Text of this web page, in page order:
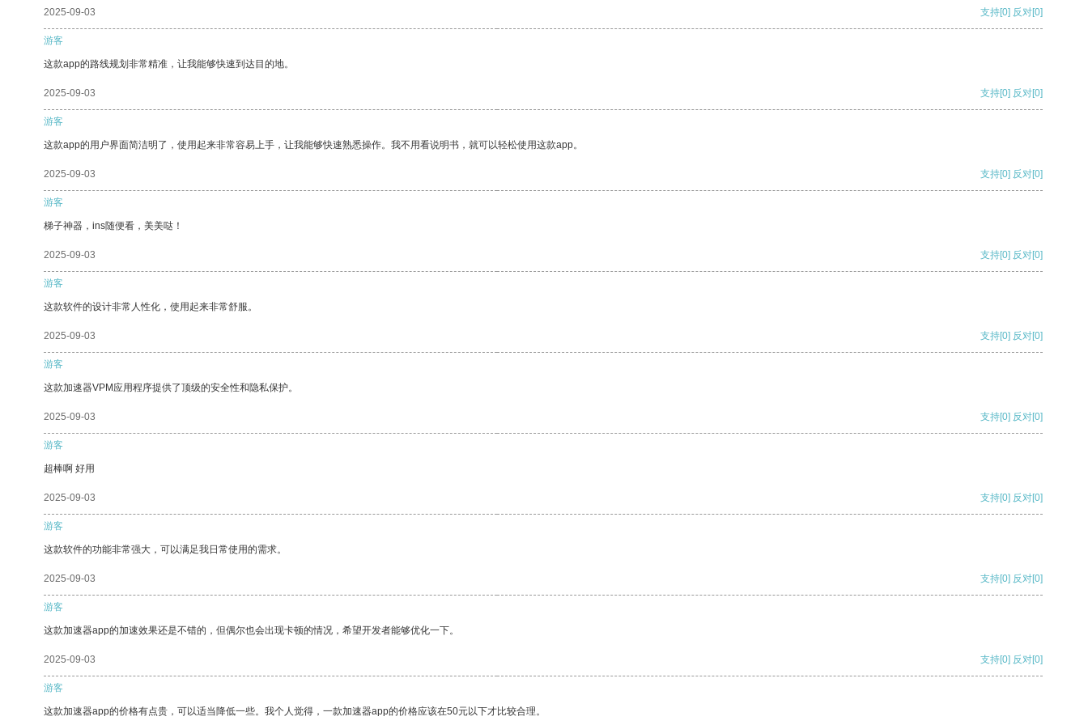
2025-09-03 支持[0] 反对[0]
游客
这款app的路线规划非常精准，让我能够快速到达目的地。
2025-09-03 支持[0] 反对[0]
游客
这款app的用户界面简洁明了，使用起来非常容易上手，让我能够快速熟悉操作。我不用看说明书，就可以轻松使用这款app。
2025-09-03 支持[0] 反对[0]
游客
梯子神器，ins随便看，美美哒！
2025-09-03 支持[0] 反对[0]
游客
这款软件的设计非常人性化，使用起来非常舒服。
2025-09-03 支持[0] 反对[0]
游客
这款加速器VPM应用程序提供了顶级的安全性和隐私保护。
2025-09-03 支持[0] 反对[0]
游客
超棒啊 好用
2025-09-03 支持[0] 反对[0]
游客
这款软件的功能非常强大，可以满足我日常使用的需求。
2025-09-03 支持[0] 反对[0]
游客
这款加速器app的加速效果还是不错的，但偶尔也会出现卡顿的情况，希望开发者能够优化一下。
2025-09-03 支持[0] 反对[0]
游客
这款加速器app的价格有点贵，可以适当降低一些。我个人觉得，一款加速器app的价格应该在50元以下才比较合理。